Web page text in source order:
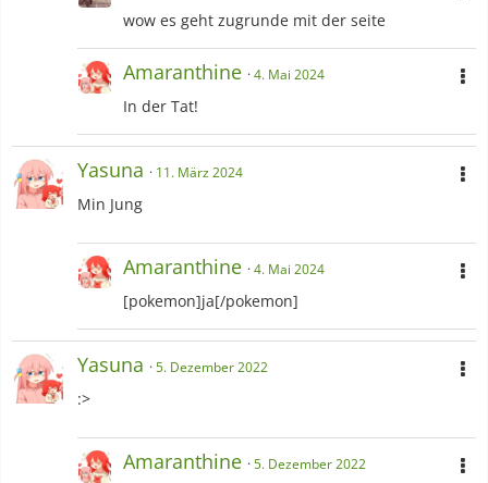
wow es geht zugrunde mit der seite
Amaranthine 4. Mai 2024
In der Tat!
Yasuna 11. März 2024
Min Jung
Amaranthine 4. Mai 2024
[pokemon]ja[/pokemon]
Yasuna 5. Dezember 2022
:>
Amaranthine 5. Dezember 2022